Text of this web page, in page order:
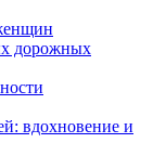
дорожных
вдохновение и